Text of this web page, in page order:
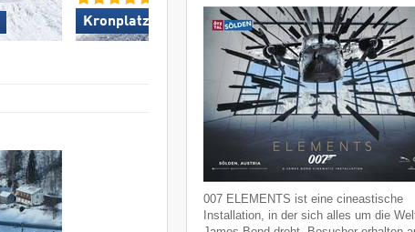
Kronplatz » SkiWelt Wilder
007 ELEMENTS ist eine cineastische
Installation, in der sich alles um die